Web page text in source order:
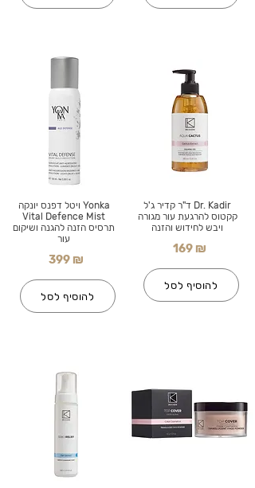
Yonka ויטל דפנס יונקה
Vital Defence Mist
תרסיס הזנה להגנה ושיקום
עור
399 ₪
להוסיף לסל
Dr. Kadir ד"ר קדיר ג'ל
קקטוס להרגעת עור מגורה
ויבש לחידוש והזנה
169 ₪
להוסיף לסל